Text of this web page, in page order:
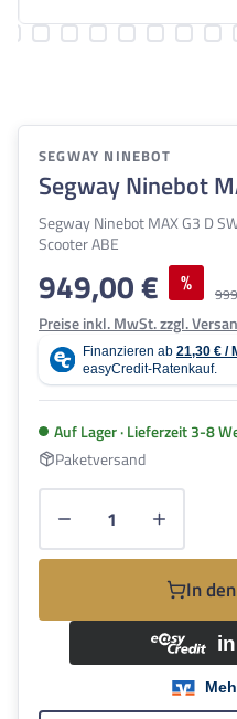
SEGWAY NINEBOT
Segway Ninebot
Segway Ninebot MAX G3 D
Scooter ABE
Verkaufspreis:
949,00 € %
Preise inkl. MwSt. zzgl.
Auf Lager · Lieferzeit 3-8
Paketversand
Produkt Anzahl:
In